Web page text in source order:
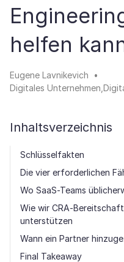
helfen
Eugene Lavnikevich
Digitales Unternehmen
Inhaltsverzeichnis
Schlüsselfakten
Die vier erforderlichen
Wo SaaS-Teams
Wie wir CRA-
unterstützen
Wann ein Partner
Final Takeaway